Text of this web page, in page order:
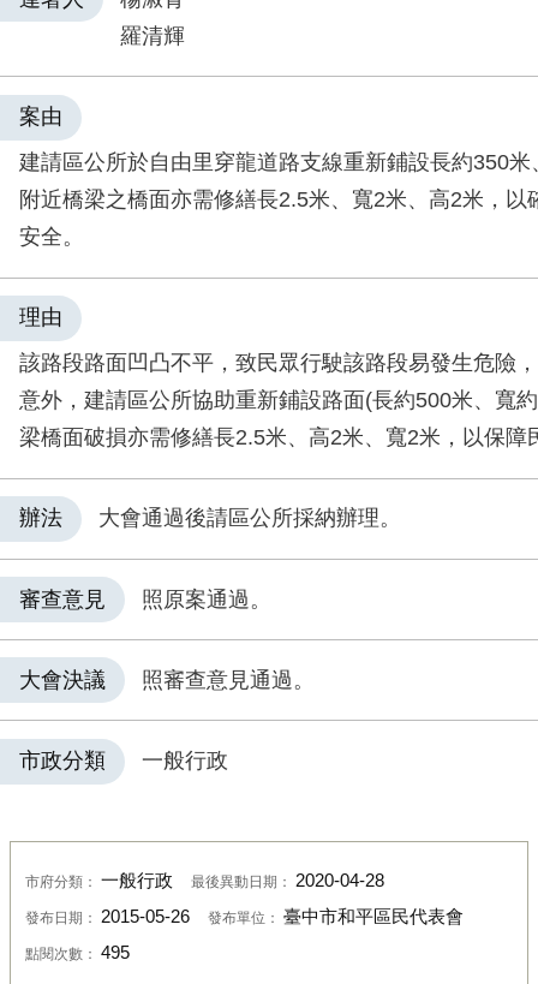
羅清輝
案由
建請區公所於自由里穿龍道路支線重新鋪設長約350
附近橋梁之橋面亦需修繕長2.5米、寬2米、高2米，以
安全。
理由
該路段路面凹凸不平，致民眾行駛該路段易發生危險
意外，建請區公所協助重新鋪設路面(長約500米、寬
梁橋面破損亦需修繕長2.5米、高2米、寬2米，以保障
辦法 大會通過後請區公所採納辦理。
審查意見 照原案通過。
大會決議 照審查意見通過。
市政分類 一般行政
市府分類： 一般行政 最後異動日期： 2020-04-28
發布日期： 2015-05-26 發布單位： 臺中市和平區民代表會
點閱次數： 495